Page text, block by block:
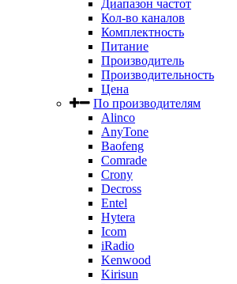
Диапазон частот
Кол-во каналов
Комплектность
Питание
Производитель
Производительность
Цена
По производителям
Alinco
AnyTone
Baofeng
Comrade
Crony
Decross
Entel
Hytera
Icom
iRadio
Kenwood
Kirisun